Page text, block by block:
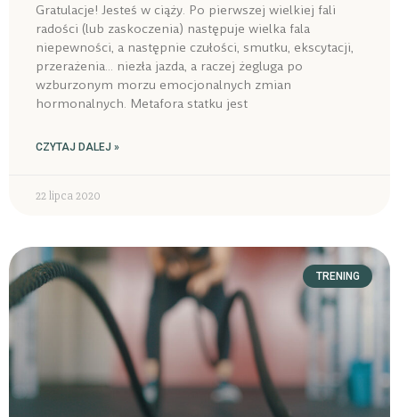
Gratulacje! Jesteś w ciąży. Po pierwszej wielkiej fali
radości (lub zaskoczenia) następuje wielka fala
niepewności, a następnie czułości, smutku, ekscytacji,
przerażenia… niezła jazda, a raczej żegluga po
wzburzonym morzu emocjonalnych zmian
hormonalnych. Metafora statku jest
CZYTAJ DALEJ »
22 lipca 2020
TRENING